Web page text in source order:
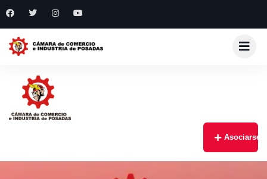
Asociarse